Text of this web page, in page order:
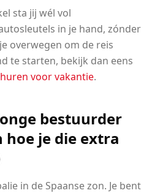
sta jij wél vol
in je hand, zónder
overwegen om de reis
te starten, bekijk dan eens
voor vakantie.
bestuurder
hoe je die extra
in de Spaanse zon. Je bent